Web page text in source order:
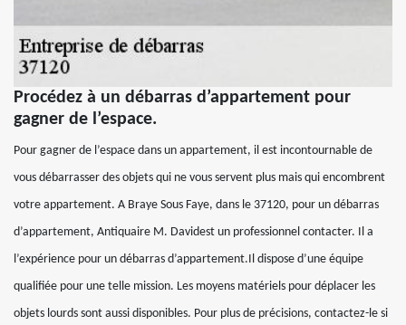
Procédez à un débarras d’appartement pour
gagner de l’espace.
Pour gagner de l’espace dans un appartement, il est incontournable de
vous débarrasser des objets qui ne vous servent plus mais qui encombrent
votre appartement. A Braye Sous Faye, dans le 37120, pour un débarras
d’appartement, Antiquaire M. Davidest un professionnel contacter. Il a
l’expérience pour un débarras d’appartement.Il dispose d’une équipe
qualifiée pour une telle mission. Les moyens matériels pour déplacer les
objets lourds sont aussi disponibles. Pour plus de précisions, contactez-le si